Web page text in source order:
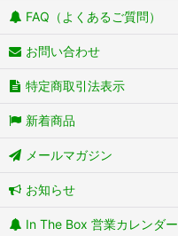
FAQ（よくあるご質問）
お問い合わせ
特定商取引法表示
新着商品
メールマガジン
お知らせ
In The Box 営業カレンダー